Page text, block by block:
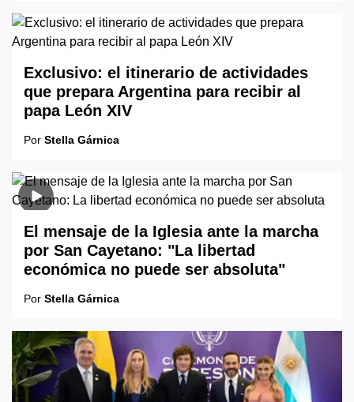
Exclusivo: el itinerario de actividades
que prepara Argentina para recibir al
papa León XIV
Por Stella Gárnica
El mensaje de la Iglesia ante la marcha
por San Cayetano: "La libertad
económica no puede ser absoluta"
Por Stella Gárnica